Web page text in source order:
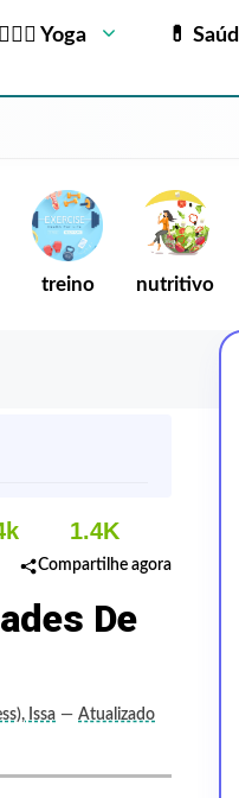
🧘🏻‍♂️ Yoga 💊
treino nutritivo
1.4K
Compartilhe agora
De
Issa — Atualizado